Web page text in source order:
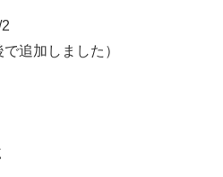
追加しました）